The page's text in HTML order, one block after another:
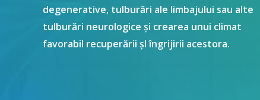
degenerative, tulburări ale limbajului sau alte
tulburări neurologice și crearea unui climat
favorabil recuperării șI îngrijirii acestora.